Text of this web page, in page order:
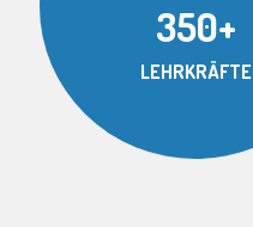
350+
LEHRKRÄFTE